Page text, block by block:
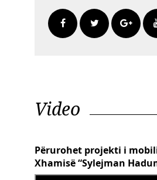
Video
Përurohet projekti i
Xhamisë “Sylejman